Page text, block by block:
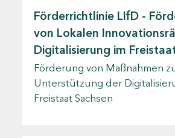
Förderrichtlinie LIfD -
von Lokalen
Digitalisierung im
Förderung von Maßnahmen
Unterstützung der
Freistaat Sachsen